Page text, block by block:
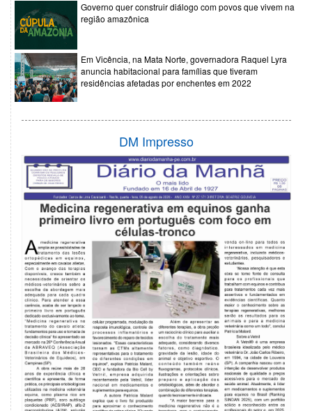
Governo quer construir diálogo com povos que vivem na
região amazônica
Em Vicência, na Mata Norte, governadora Raquel Lyra
anuncia habitacional para famílias que tiveram
residências afetadas por enchentes em 2022
DM Impresso